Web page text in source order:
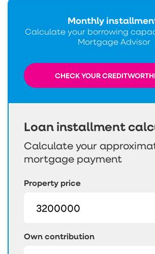
Loan installment
Calculate your
mortgage payment
Property price
Own contribution
Monthly
Calculate your borrowing
Mortgage Advisor
CHECK YOUR